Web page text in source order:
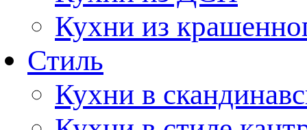
Кухни из
Стиль
Кухни в